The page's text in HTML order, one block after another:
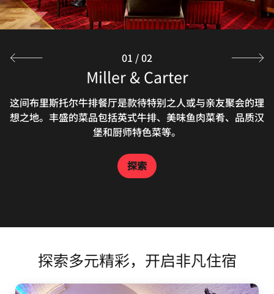
Miller & Carter
这间布里斯托尔牛排餐厅是款待特别之人或与亲友聚会的理
想之地。丰盛的菜品包括英式牛排、美味鱼肉菜肴、品质汉
堡和厨师特色菜等。
探索
01 /02
探索多元精彩，开启非凡住宿